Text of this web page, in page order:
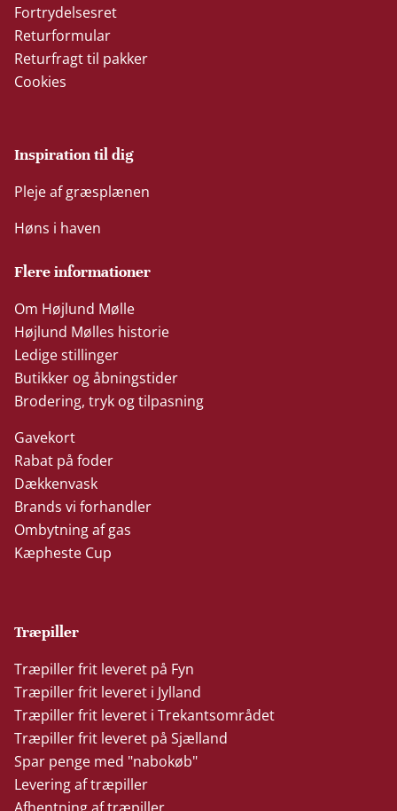
Fortrydelsesret
Returformular
Returfragt til pakker
Cookies
Inspiration til dig
Pleje af græsplænen
Høns i haven
Flere informationer
Om Højlund Mølle
Højlund Mølles historie
Ledige stillinger
Butikker og åbningstider
Brodering, tryk og tilpasning
Gavekort
Rabat på foder
Dækkenvask
Brands vi forhandler
Ombytning af gas
Kæpheste Cup
Træpiller
Træpiller frit leveret på Fyn
Træpiller frit leveret i Jylland
Træpiller frit leveret i Trekantsområdet
Træpiller frit leveret på Sjælland
Spar penge med "nabokøb"
Levering af træpiller